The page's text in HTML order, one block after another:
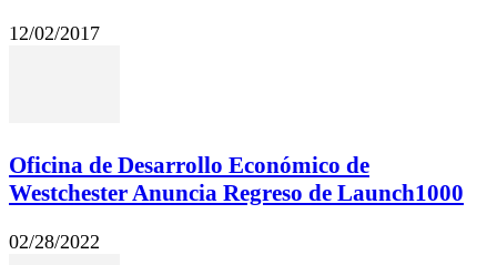
12/02/2017
Oficina de Desarrollo Económico de
Westchester Anuncia Regreso de Launch1000
02/28/2022